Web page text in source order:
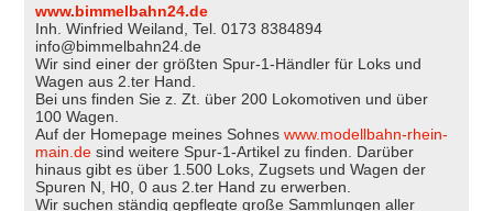
www.bimmelbahn24.de
Inh. Winfried Weiland, Tel. 0173 8384894
info@bimmelbahn24.de
Wir sind einer der größten Spur-1-Händler für Loks und
Wagen aus 2.ter Hand.
Bei uns finden Sie z. Zt. über 200 Lokomotiven und über
100 Wagen.
Auf der Homepage meines Sohneswww.modellbahn-rhein-
main.de sind weitere Spur-1-Artikel zu finden. Darüber
hinaus gibt es über 1.500 Loks, Zugsets und Wagen der
Spuren N, H0, 0 aus 2.ter Hand zu erwerben.
Wir suchen ständig gepflegte große Sammlungen aller